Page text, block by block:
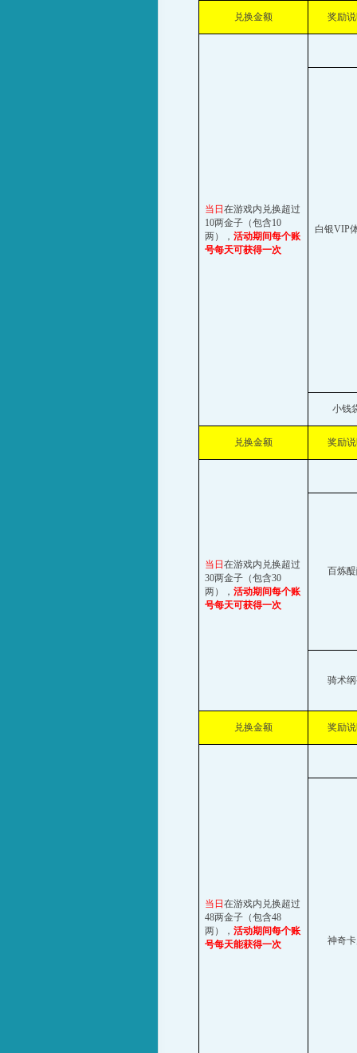
兑换金额 奖励
当日 在游戏内兑换超过
10两金子（包含10
两）， 活动期间每个账
号每天可获得一次
白银VIP
小钱
兑换金额 奖励
当日 在游戏内兑换超过
30两金子（包含30
两）， 活动期间每个账
号每天可获得一次
百炼
骑术
兑换金额 奖励
当日 在游戏内兑换超过
48两金子（包含48
两）， 活动期间每个账
号每天能获得一次
神奇